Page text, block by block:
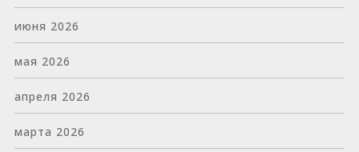
июня 2026
мая 2026
апреля 2026
марта 2026